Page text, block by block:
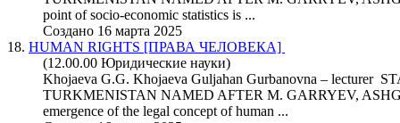
point of socio-economic statistics is ...
Создано 16 марта 2025
18. HUMAN RIGHTS [ПРАВА ЧЕЛОВЕКА]
(12.00.00 Юридические науки)
Khojaeva G.G. Khojaeva Guljahan Gurbanovna – lecturer
TURKMENISTAN NAMED AFTER M. GARRYEV,
emergence of the legal concept of human ...